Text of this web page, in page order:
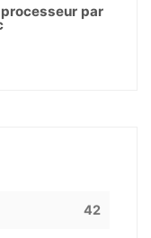
par
42